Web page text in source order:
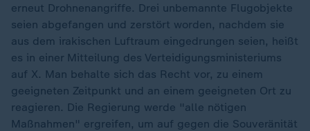
erneut Drohnenangriffe. Drei unbemannte Flugobjekte
seien abgefangen und zerstört worden, nachdem sie
aus dem irakischen Luftraum eingedrungen seien, heißt
es in einer Mitteilung des Verteidigungsministeriums
auf X. Man behalte sich das Recht vor, zu einem
geeigneten Zeitpunkt und an einem geeigneten Ort zu
reagieren. Die Regierung werde "alle nötigen
Maßnahmen" ergreifen, um auf gegen die Souveränität